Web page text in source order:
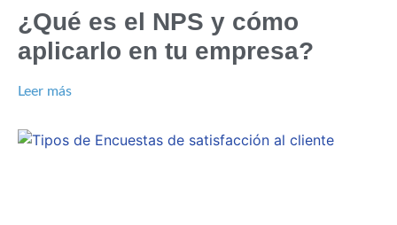
¿Qué es el NPS y cómo
aplicarlo en tu empresa?
Leer más